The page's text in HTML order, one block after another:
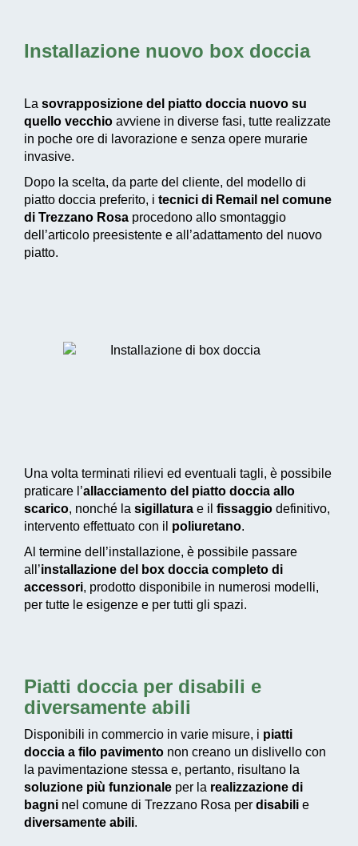
Installazione nuovo box doccia
La sovrapposizione del piatto doccia nuovo su
quello vecchio avviene in diverse fasi, tutte realizzate
in poche ore di lavorazione e senza opere murarie
invasive.
Dopo la scelta, da parte del cliente, del modello di
piatto doccia preferito, i tecnici di Remail nel comune
di Trezzano Rosa procedono allo smontaggio
dell’articolo preesistente e all’adattamento del nuovo
piatto.
Una volta terminati rilievi ed eventuali tagli, è possibile
praticare l’allacciamento del piatto doccia allo
scarico, nonché la sigillatura e il fissaggio definitivo,
intervento effettuato con il poliuretano.
Al termine dell’installazione, è possibile passare
all’installazione del box doccia completo di
accessori, prodotto disponibile in numerosi modelli,
per tutte le esigenze e per tutti gli spazi.
Piatti doccia per disabili e
diversamente abili
Disponibili in commercio in varie misure, i piatti
doccia a filo pavimento non creano un dislivello con
la pavimentazione stessa e, pertanto, risultano la
soluzione più funzionale per la realizzazione di
bagni nel comune di Trezzano Rosa per disabili e
diversamente abili.